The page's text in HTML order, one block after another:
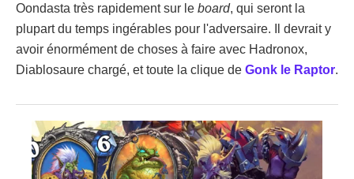
Oondasta très rapidement sur le board, qui seront la
plupart du temps ingérables pour l'adversaire. Il devrait y
avoir énormément de choses à faire avec Hadronox,
Diablosaure chargé, et toute la clique de Gonk le Raptor.